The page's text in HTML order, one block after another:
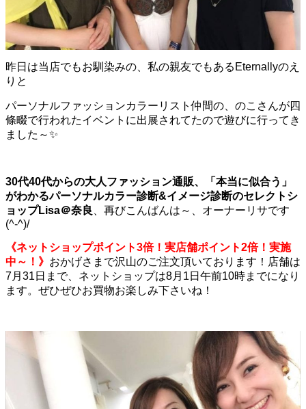
昨日は当店でもお馴染みの、私の親友でもあるEternallyのえ
りと
パーソナルファッションカラーリスト仲間の、のこさんが四
條畷で行われたイベントに出展されてたので遊びに行ってき
ました～✨
30代40代からの大人ファッション通販、
「本当に似合う」
がわかるパーソナルカラー診断&イメージ診断のセレクトシ
ョップLisa＠奈良
、再びこんばんは～、オーナーリサです
(^-^)/
《ネットショップポイント3倍！実店舗ポイント2倍！実施
中～！》 おかげさまで沢山のご注文頂いております！店舗は
7月31日まで、ネットショップは8月1日午前10時までになり
ます。ぜひぜひお買物お楽しみ下さいね！